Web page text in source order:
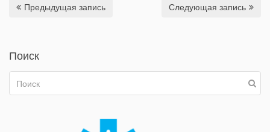
Предыдущая запись Следующая запись
Поиск